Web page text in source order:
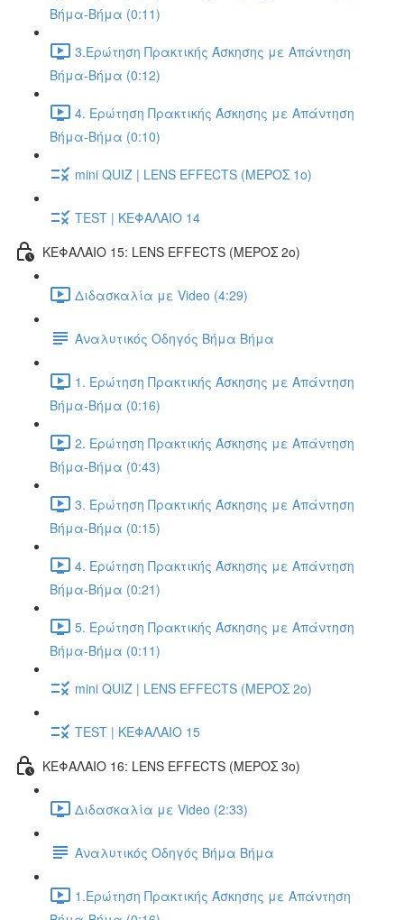
Βήμα-Βήμα (0:11)
3.Ερώτηση Πρακτικής Άσκησης με Απάντηση
Βήμα-Βήμα (0:12)
4. Ερώτηση Πρακτικής Άσκησης με Απάντηση
Βήμα-Βήμα (0:10)
mini QUIZ | LENS EFFECTS (ΜΕΡΟΣ 1ο)
TEST | ΚΕΦΑΛΑΙΟ 14
ΚΕΦΑΛΑΙΟ 15: LENS EFFECTS (ΜΕΡΟΣ 2o)
Διδασκαλία με Video (4:29)
Αναλυτικός Οδηγός Βήμα Βήμα
1. Ερώτηση Πρακτικής Άσκησης με Απάντηση
Βήμα-Βήμα (0:16)
2. Ερώτηση Πρακτικής Άσκησης με Απάντηση
Βήμα-Βήμα (0:43)
3. Ερώτηση Πρακτικής Άσκησης με Απάντηση
Βήμα-Βήμα (0:15)
4. Ερώτηση Πρακτικής Άσκησης με Απάντηση
Βήμα-Βήμα (0:21)
5. Ερώτηση Πρακτικής Άσκησης με Απάντηση
Βήμα-Βήμα (0:11)
mini QUIZ | LENS EFFECTS (ΜΕΡΟΣ 2o)
TEST | ΚΕΦΑΛΑΙΟ 15
ΚΕΦΑΛΑΙΟ 16: LENS EFFECTS (ΜΕΡΟΣ 3o)
Διδασκαλία με Video (2:33)
Αναλυτικός Οδηγός Βήμα Βήμα
1.Ερώτηση Πρακτικής Άσκησης με Απάντηση